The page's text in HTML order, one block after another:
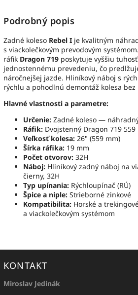
Podrobný popis
Zadné koleso Rebel I je kvalitným
s viackolečkovým prevodovým
ráfik Dragon 719 poskytuje vyššiu
jednostennému prevedeniu, čo
náročnejšej jazde. Hliníkový náboj s
rýchlu a pohodlnú demontáž kolesa bez
Hlavné vlastnosti a parametre:
Určenie: Zadné koleso —
Ráfik: Dvojstenný Dragon 719
Veľkosť kolesa: 26" (559 mm)
Šírka ráfika: 19 mm
Počet otvorov: 32H
Náboj: Hliníkový zadný náboj na
čierny, 32H
Typ upínania: Rýchloupínač (RÚ)
Špice a niple: Strieborné zinkové
Kompatibilita: Horské a
a viackolečkovým systémom
KONTAKT
Miroslav Jedinák